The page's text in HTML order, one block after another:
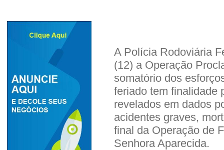
A Polícia Rodoviária
(12) a Operação
somatório dos
feriado tem finalidade
revelados em dados
acidentes graves,
final da Operação de
Senhora Aparecida.